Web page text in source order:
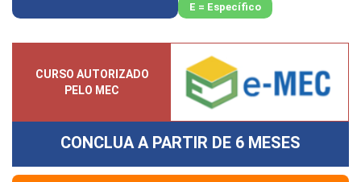
E = Específico
CURSO AUTORIZADO
PELO MEC
CONCLUA A PARTIR DE 6 MESES